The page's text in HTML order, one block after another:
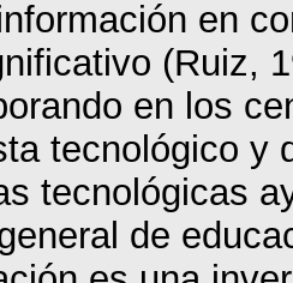
en
(Ruiz,
en los
tecnológico y
tecnológicas
de